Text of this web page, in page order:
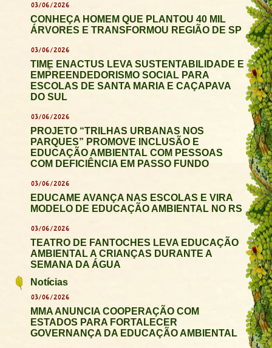
03/06/2026
CONHEÇA HOMEM QUE PLANTOU 40 MIL
ÁRVORES E TRANSFORMOU REGIÃO DE SP
03/06/2026
TIME ENACTUS LEVA SUSTENTABILIDADE E
EMPREENDEDORISMO SOCIAL PARA
ESCOLAS DE SANTA MARIA E CAÇAPAVA
DO SUL
03/06/2026
PROJETO “TRILHAS URBANAS NOS
PARQUES” PROMOVE INCLUSÃO E
EDUCAÇÃO AMBIENTAL COM PESSOAS
COM DEFICIÊNCIA EM PASSO FUNDO
03/06/2026
EDUCAME AVANÇA NAS ESCOLAS E VIRA
MODELO DE EDUCAÇÃO AMBIENTAL NO RS
03/06/2026
TEATRO DE FANTOCHES LEVA EDUCAÇÃO
AMBIENTAL A CRIANÇAS DURANTE A
SEMANA DA ÁGUA
Notícias
03/06/2026
MMA ANUNCIA COOPERAÇÃO COM
ESTADOS PARA FORTALECER
GOVERNANÇA DA EDUCAÇÃO AMBIENTAL